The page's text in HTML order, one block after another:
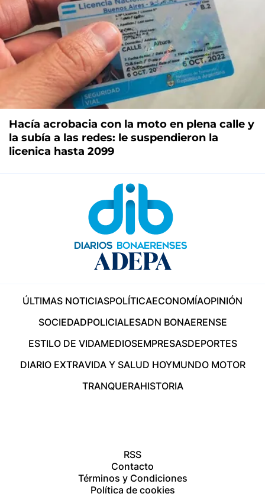
Hacía acrobacia con la moto en plena calle y
la subía a las redes: le suspendieron la
licenica hasta 2099
ÚLTIMAS NOTICIASPOLÍTICAECONOMÍAOPINIÓN
SOCIEDADPOLICIALESADN BONAERENSE
ESTILO DE VIDAMEDIOSEMPRESASDEPORTES
DIARIO EXTRAVIDA Y SALUD HOYMUNDO MOTOR
TRANQUERAHISTORIA
RSS
Contacto
Términos y Condiciones
Política de cookies